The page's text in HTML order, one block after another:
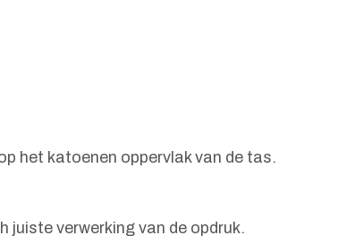
het katoenen oppervlak van de tas.
verwerking van de opdruk.